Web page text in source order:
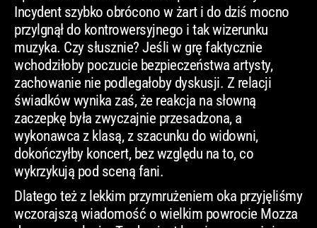
Incydent szybko obrócono w żart i do dziś mocno
przylgnął do kontrowersyjnego i tak wizerunku
muzyka. Czy słusznie? Jeśli w grę faktycznie
wchodziłoby poczucie bezpieczeństwa artysty,
zachowanie nie podlegałoby dyskusji. Z relacji
świadków wynika zaś, że reakcja na słowną
zaczepkę była zwyczajnie przesadzona, a
wykonawca z klasą, z szacunku do widowni,
dokończyłby koncert, bez względu na to, co
wykrzykują pod sceną fani.
Dlatego też z lekkim przymrużeniem oka przyjęliśmy
wczorajszą wiadomość o wielkim powrocie Mozza